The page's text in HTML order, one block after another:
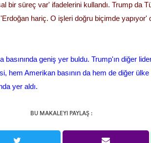
bir süreç var' ifadelerini kullandı. Trump da
hariç. O işleri doğru biçimde
geniş yer buldu. Trump'ın diğer
hem Amerikan basının da hem de diğer ülke
yer aldı.
BU MAKALEYI PAYLAŞ :